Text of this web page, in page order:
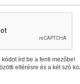
írd be a fenti mezőbe!
eltérésre és a két szó